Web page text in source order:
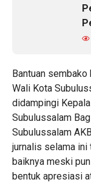
Bantuan
Wali Kota
didampingi
Subulussalam
Subulussalam
jurnalis selama ini
baiknya meski
bentuk apresiasi